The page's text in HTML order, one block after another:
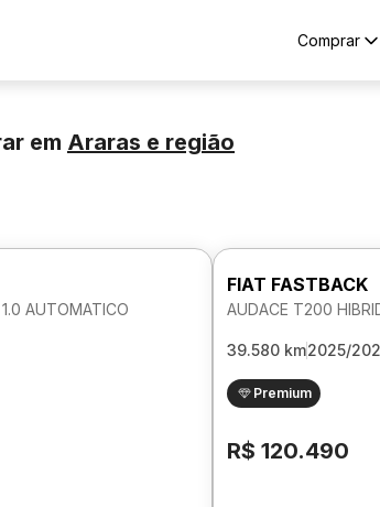
Comprar
em Araras e região
AUTOMATICO
FIAT FASTBACK
AUDACE T200
39.580 km2025/
Premium
R$ 120.490